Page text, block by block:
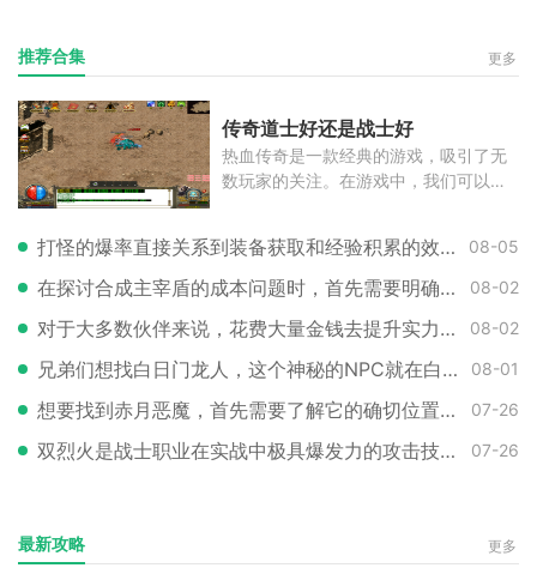
推荐合集 更多
传奇道士好还是战士好
热血传奇是一款经典的游戏，吸引了无
数玩家的关注。在游戏中，我们可以扮
打怪的爆率直接关系到装备获取和经验积累的效率，因此掌握提升爆率的技巧至 08-05
在探讨合成主宰盾的成本问题时，首先需要明确的是，这个强力盾牌的具体花费 08-02
对于大多数伙伴来说，花费大量金钱去提升实力并不是首选，因此选择一个对装 08-02
兄弟们想找白日门龙人，这个神秘的NPC就在白日门地图的某个角落等着咱们呢。 08-01
想要找到赤月恶魔，首先需要了解它的确切位置。大家都知道这个强大的BOSS位 07-26
双烈火是战士职业在实战中极具爆发力的攻击技巧，其核心原理在于利用烈火剑 07-26
最新攻略 更多